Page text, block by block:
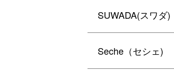
SUWADA(スワダ)
Seche（セシェ)